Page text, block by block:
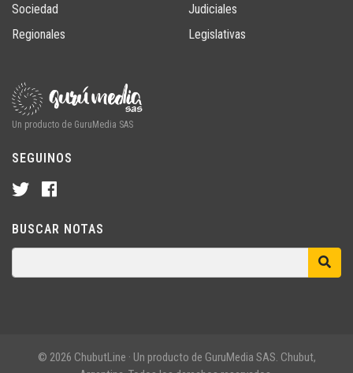
Sociedad
Regionales
Judiciales
Legislativas
Un producto de GuruMedia SAS
SEGUINOS
BUSCAR NOTAS
© 2026 ChubutLine · Un producto de GuruMedia SAS. Chubut,